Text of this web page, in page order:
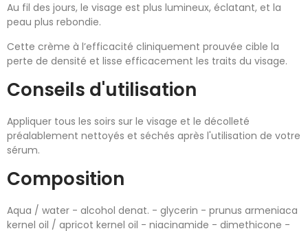
Au fil des jours, le visage est plus lumineux, éclatant, et la
peau plus rebondie.
Cette crème à l’efficacité cliniquement prouvée cible la
perte de densité et lisse efficacement les traits du visage.
Conseils d'utilisation
Appliquer tous les soirs sur le visage et le décolleté
préalablement nettoyés et séchés après l'utilisation de votre
sérum.
Composition
Aqua / water - alcohol denat. - glycerin - prunus armeniaca
kernel oil / apricot kernel oil - niacinamide - dimethicone -